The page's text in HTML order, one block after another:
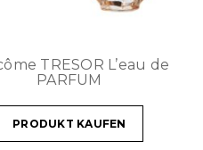
TRESOR L’eau de
PARFUM
PRODUKT KAUFEN